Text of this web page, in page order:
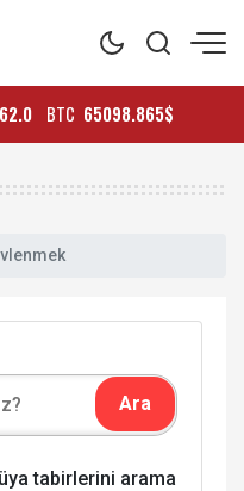
BTC 65098.865$
tabirlerini arama